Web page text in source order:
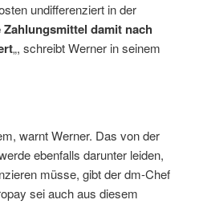
undifferenziert in der
damit nach
„, schreibt Werner in seinem
warnt Werner. Das von der
ebenfalls darunter leiden,
müsse, gibt der dm-Chef
sei auch aus diesem